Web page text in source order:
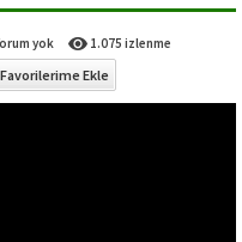
yok 1.075 izlenme
Favorilerime Ekle